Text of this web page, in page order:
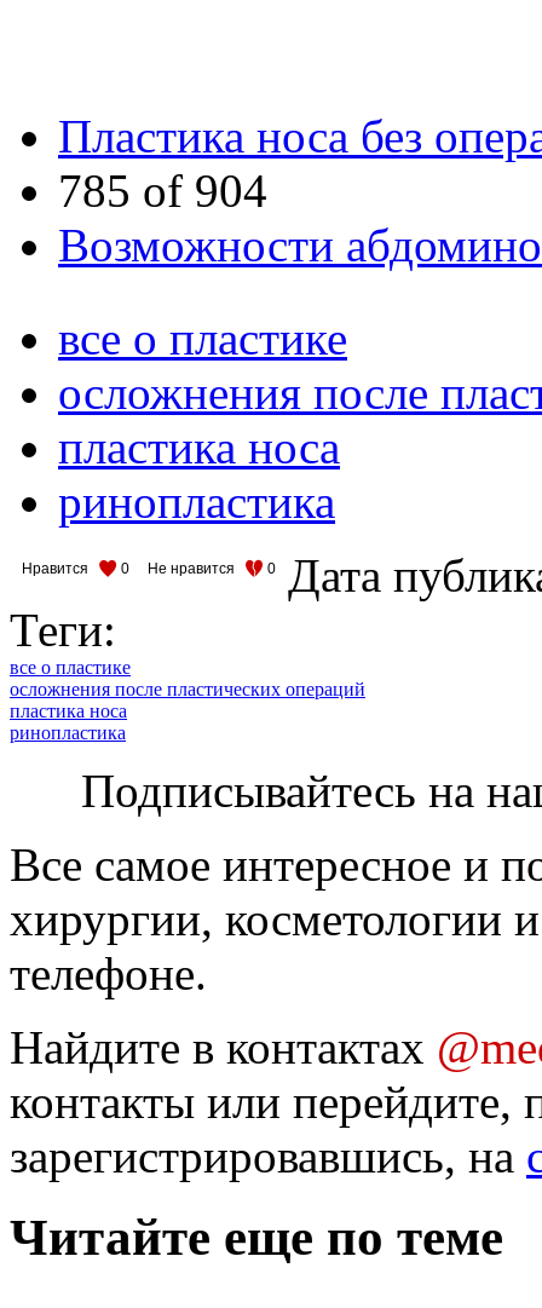
Пластика носа без
785 of 904
Возможности
все о пластике
осложнения после
пластика носа
ринопластика
Нравится 0 Не нравится 0
Дата
Теги:
все о пластике
осложнения после пластических операций
пластика носа
ринопластика
Подписывайтесь на
Все самое интересное и
хирургии, косметологии
телефоне.
Найдите в контактах
контакты или перейдите,
зарегистрировавшись, на
Читайте еще по теме